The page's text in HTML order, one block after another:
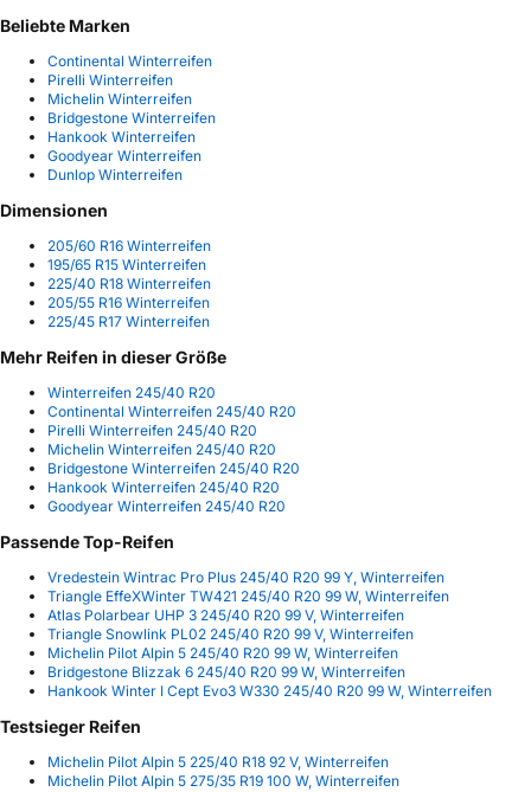
Beliebte Marken
Continental Winterreifen
Pirelli Winterreifen
Michelin Winterreifen
Bridgestone Winterreifen
Hankook Winterreifen
Goodyear Winterreifen
Dunlop Winterreifen
Dimensionen
205/60 R16 Winterreifen
195/65 R15 Winterreifen
225/40 R18 Winterreifen
205/55 R16 Winterreifen
225/45 R17 Winterreifen
Mehr Reifen in dieser Größe
Winterreifen 245/40 R20
Continental Winterreifen 245/40 R20
Pirelli Winterreifen 245/40 R20
Michelin Winterreifen 245/40 R20
Bridgestone Winterreifen 245/40 R20
Hankook Winterreifen 245/40 R20
Goodyear Winterreifen 245/40 R20
Passende Top-Reifen
Vredestein Wintrac Pro Plus 245/40 R20 99 Y, Winterreifen
Triangle EffeXWinter TW421 245/40 R20 99 W, Winterreifen
Atlas Polarbear UHP 3 245/40 R20 99 V, Winterreifen
Triangle Snowlink PL02 245/40 R20 99 V, Winterreifen
Michelin Pilot Alpin 5 245/40 R20 99 W, Winterreifen
Bridgestone Blizzak 6 245/40 R20 99 W, Winterreifen
Hankook Winter I Cept Evo3 W330 245/40 R20 99 W, Winterreifen
Testsieger Reifen
Michelin Pilot Alpin 5 225/40 R18 92 V, Winterreifen
Michelin Pilot Alpin 5 275/35 R19 100 W, Winterreifen